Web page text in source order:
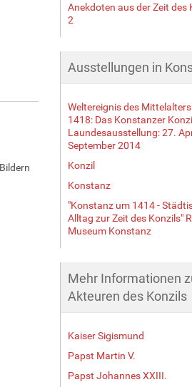
Anekdoten aus der Zeit des
2
Ausstellungen in
Weltereignis des
1418: Das Konstanzer
Laundesausstellung: 27.
September 2014
Konzil
Konstanz
"Konstanz um 1414 -
Alltag zur Zeit des Konzils"
Museum Konstanz
Mehr Informationen
Akteuren des Konzils
Kaiser Sigismund
Papst Martin V.
Papst Johannes XXIII.